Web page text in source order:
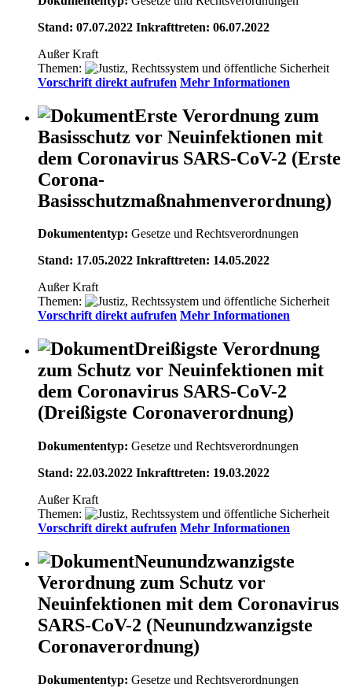
Stand: 07.07.2022 Inkrafttreten: 06.07.2022
Außer Kraft
Themen:
Vorschrift direkt aufrufen Mehr Informationen
Erste Verordnung zum
Basisschutz vor Neuinfektionen mit
dem Coronavirus SARS-CoV-2 (Erste
Corona-
Basisschutzmaßnahmenverordnung)
Dokumententyp: Gesetze und Rechtsverordnungen
Stand: 17.05.2022 Inkrafttreten: 14.05.2022
Außer Kraft
Themen:
Vorschrift direkt aufrufen Mehr Informationen
Dreißigste Verordnung
zum Schutz vor Neuinfektionen mit
dem Coronavirus SARS-CoV-2
(Dreißigste Coronaverordnung)
Dokumententyp: Gesetze und Rechtsverordnungen
Stand: 22.03.2022 Inkrafttreten: 19.03.2022
Außer Kraft
Themen:
Vorschrift direkt aufrufen Mehr Informationen
Neunundzwanzigste
Verordnung zum Schutz vor
Neuinfektionen mit dem Coronavirus
SARS-CoV-2 (Neunundzwanzigste
Coronaverordnung)
Dokumententyp: Gesetze und Rechtsverordnungen